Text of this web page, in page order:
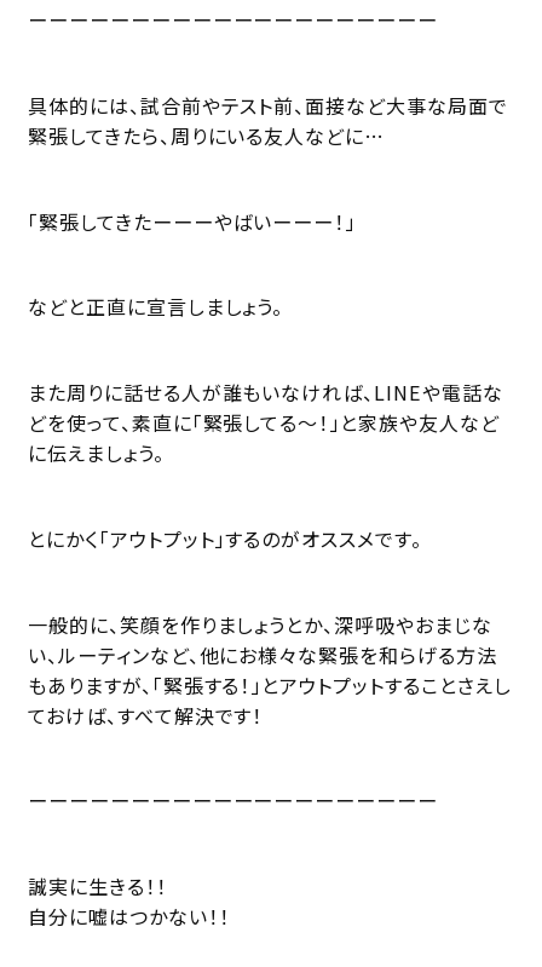
ーーーーーーーーーーーーーーーーーーーー
具体的には、試合前やテスト前、面接など大事な局面で
緊張してきたら、周りにいる友人などに…
「緊張してきたーーーやばいーーー！」
などと正直に宣言しましょう。
また周りに話せる人が誰もいなければ、LINEや電話な
どを使って、素直に「緊張してる〜！」と家族や友人など
に伝えましょう。
とにかく「アウトプット」するのがオススメです。
一般的に、笑顔を作りましょうとか、深呼吸やおまじな
い、ルーティンなど、他にお様々な緊張を和らげる方法
もありますが、「緊張する！」とアウトプットすることさえし
ておけば、すべて解決です！
ーーーーーーーーーーーーーーーーーーーー
誠実に生きる！！
自分に嘘はつかない！！